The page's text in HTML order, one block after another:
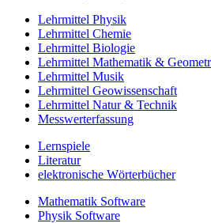
Lehrmittel Physik
Lehrmittel Chemie
Lehrmittel Biologie
Lehrmittel Mathematik &
Lehrmittel Musik
Lehrmittel Geowissenschaft
Lehrmittel Natur & Technik
Messwerterfassung
Lernspiele
Literatur
elektronische Wörterbücher
Mathematik Software
Physik Software